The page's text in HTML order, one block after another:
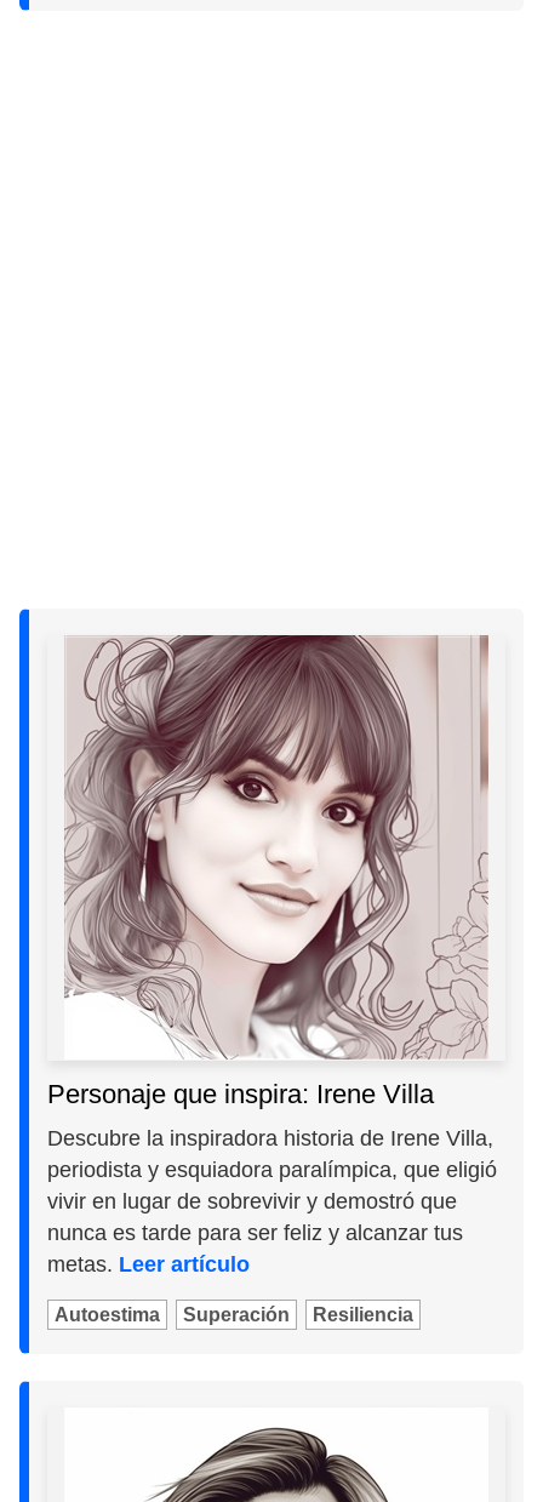
Personaje que inspira: Irene Villa
Descubre la inspiradora historia de Irene Villa,
periodista y esquiadora paralímpica, que eligió
vivir en lugar de sobrevivir y demostró que
nunca es tarde para ser feliz y alcanzar tus
metas. Leer artículo
Autoestima Superación Resiliencia